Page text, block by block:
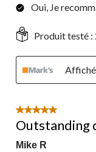
Oui, Je
Produit testé :
5 étoile(s) sur 5.
Outstanding
Mike R